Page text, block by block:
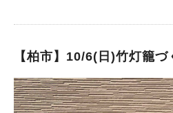
【柏市】10/6(日)竹灯籠